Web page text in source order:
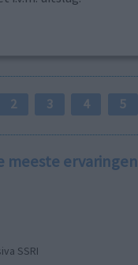
2 3 4 5
meeste ervaringen
SSRI